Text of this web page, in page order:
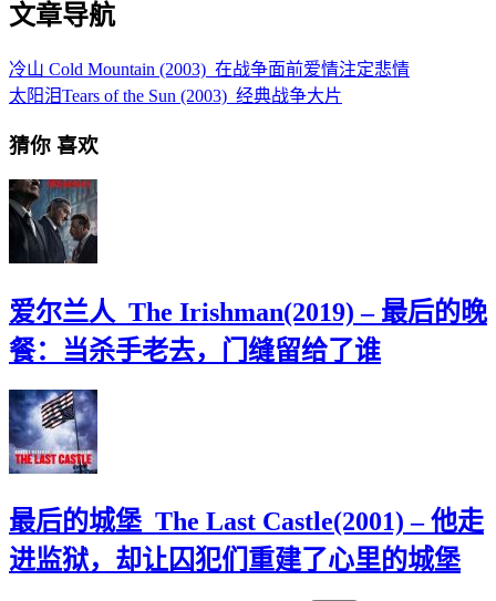
文章导航
冷山 Cold Mountain (2003)_在战争面前爱情注定悲情
太阳泪Tears of the Sun (2003)_经典战争大片
猜你 喜欢
爱尔兰人_The Irishman(2019) – 最后的晚
餐：当杀手老去，门缝留给了谁
最后的城堡_The Last Castle(2001) – 他走
进监狱，却让囚犯们重建了心里的城堡